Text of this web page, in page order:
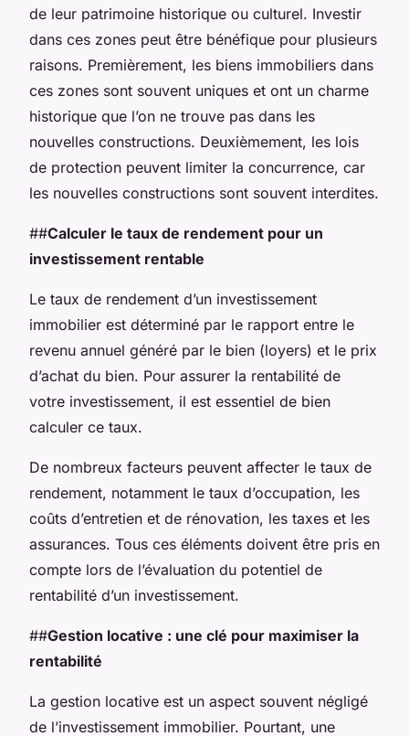
de leur patrimoine historique ou culturel. Investir
dans ces zones peut être bénéfique pour plusieurs
raisons. Premièrement, les biens immobiliers dans
ces zones sont souvent uniques et ont un charme
historique que l’on ne trouve pas dans les
nouvelles constructions. Deuxièmement, les lois
de protection peuvent limiter la concurrence, car
les nouvelles constructions sont souvent interdites.
##Calculer le taux de rendement pour un
investissement rentable
Le taux de rendement d’un investissement
immobilier est déterminé par le rapport entre le
revenu annuel généré par le bien (loyers) et le prix
d’achat du bien. Pour assurer la rentabilité de
votre investissement, il est essentiel de bien
calculer ce taux.
De nombreux facteurs peuvent affecter le taux de
rendement, notamment le taux d’occupation, les
coûts d’entretien et de rénovation, les taxes et les
assurances. Tous ces éléments doivent être pris en
compte lors de l’évaluation du potentiel de
rentabilité d’un investissement.
##Gestion locative : une clé pour maximiser la
rentabilité
La gestion locative est un aspect souvent négligé
de l’investissement immobilier. Pourtant, une